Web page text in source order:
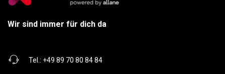
Wir sind immer für dich da
Tel.: +49 89 70 80 84 84